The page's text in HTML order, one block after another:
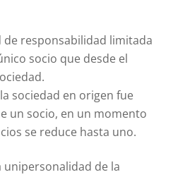
de responsabilidad limitada
socio que desde el
sociedad en origen fue
un socio, en un momento
se reduce hasta uno.
de la